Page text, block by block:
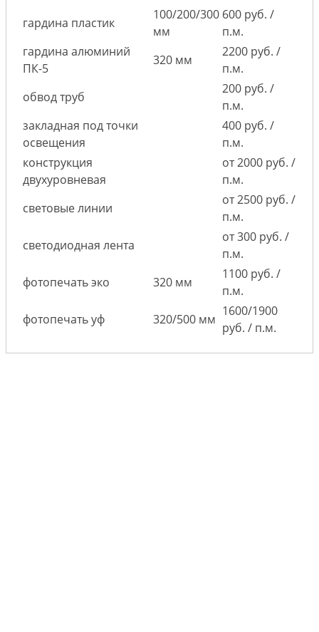
гардина пластик
100/200/300
мм
600 руб. /
п.м.
гардина алюминий
ПК-5
320 мм
2200 руб. /
п.м.
обвод труб
200 руб. /
п.м.
закладная под точки
освещения
400 руб. /
п.м.
конструкция
двухуровневая
от 2000 руб. /
п.м.
световые линии
от 2500 руб. /
п.м.
светодиодная лента
от 300 руб. /
п.м.
фотопечать эко
320 мм
1100 руб. /
п.м.
фотопечать уф
320/500 мм
1600/1900
руб. / п.м.